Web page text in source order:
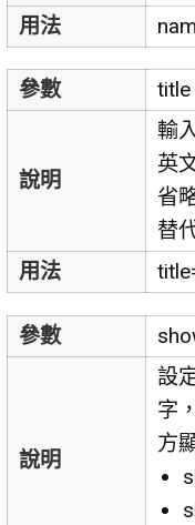
用法
參數 title
說明
輸
英
省
替
用法
參數
說明
設
字
方